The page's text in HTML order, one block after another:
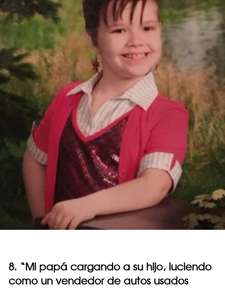
8. “Mi papá cargando a su hijo, luciendo
como un vendedor de autos usados ​​